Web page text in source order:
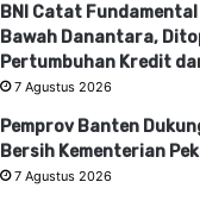
BNI Catat
Bawah Danantara,
Pertumbuhan Kredit
7 Agustus 2026
Pemprov Banten
Bersih Kementerian
7 Agustus 2026